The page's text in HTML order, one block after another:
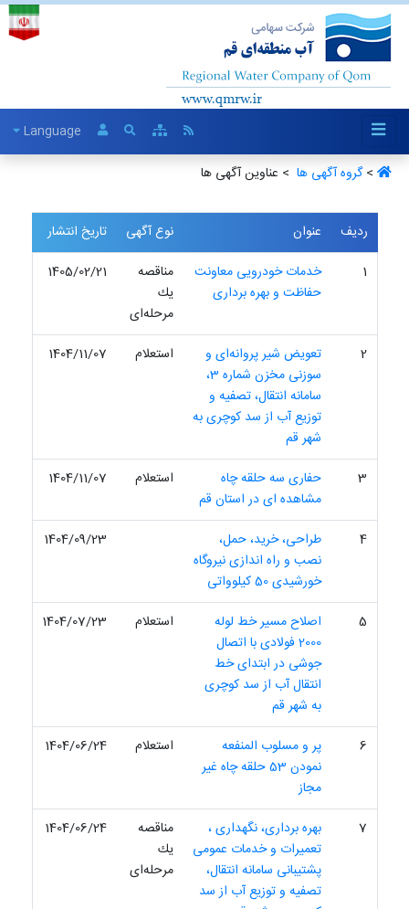
Language
>گروه آگهی ها ‏ > عناوین آگهی ها
ردیف عنوان نوع آگهی
تاریخ انتشار
1
خدمات خودرویی معاونت
حفاظت و بهره برداری
مناقصه
یك
مرحله‌ای
1405/02/21
2
تعویض شیر پروانه‌ای و
سوزنی مخزن شماره 3،
سامانه انتقال، تصفیه و
توزیع آب از سد کوچری به
شهر قم
استعلام 1404/11/07
3
حفاری سه حلقه چاه
مشاهده ای در استان قم
استعلام 1404/11/07
4
طراحی، خرید، حمل،
نصب و راه اندازی نیروگاه‏
خورشیدی 50 کیلوواتی
1404/09/23
5
اصلاح مسیر خط لوله
2000 فولادی با اتصال
جوشی در ابتدای خط
انتقال آب از سد کوچری
به شهر قم
استعلام 1404/07/23
6
پر و مسلوب المنفعه
نمودن 53 حلقه چاه غیر
مجاز
استعلام 1404/06/24
7
بهره برداری، نگهداری ،
تعمیرات و خدمات عمومی
پشتیبانی سامانه انتقال،
تصفیه و توزیع آب از سد
مناقصه
یك
مرحله‌ای
1404/06/24